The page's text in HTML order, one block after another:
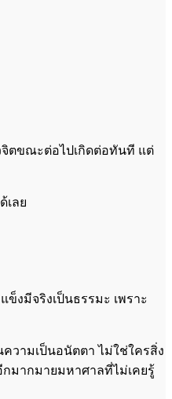
ตขณะต่อไปเกิดต่อทันที แต่
เลย
งมีจริงเป็นธรรมะ เพราะ
ความเป็นอนัตตา ไม่ใช่ใครสิ่ง
มากมายมหาศาลที่ไม่เคยรู้